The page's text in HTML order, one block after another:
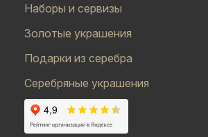
Наборы и сервизы
Золотые украшения
Подарки из серебра
Серебряные украшения